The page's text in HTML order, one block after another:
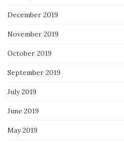
December 2019
November 2019
October 2019
September 2019
July 2019
June 2019
May 2019